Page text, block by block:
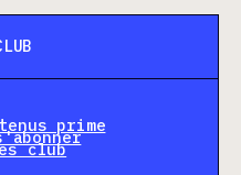
prime
club